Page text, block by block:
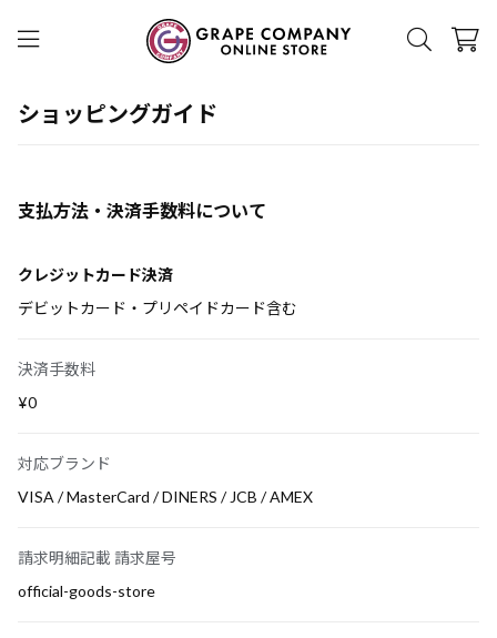
ショッピングガイド
支払方法・決済手数料について
クレジットカード決済
デビットカード・プリペイドカード含む
決済手数料
¥0
対応ブランド
VISA / MasterCard / DINERS / JCB / AMEX
請求明細記載 請求屋号
official-goods-store